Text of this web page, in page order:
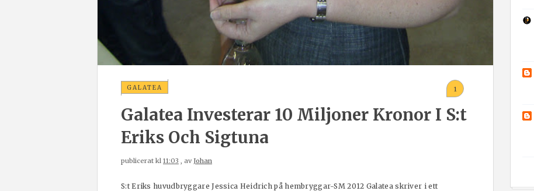
GALATEA 1
Galatea Investerar 10 Miljoner Kronor I S:t
Eriks Och Sigtuna
publicerat kl 11:03 , avJohan
S:t Eriks huvudbryggare Jessica Heidrich på hembryggar-SM 2012 Galatea skriver i ett